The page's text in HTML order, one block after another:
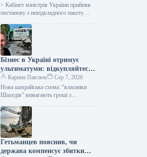
Корецький
> Кабінет міністрів України прийняв
постанову з невідкладного пакету
сільгоспвиробникам у зв’язку з
російськими атаками в Чорному
морі…
Бізнес в Україні отримує
ультиматуми: відкупляйтеся
від атак або втратите все
Карина Павлюк
Сер 7, 2026
Нова шахрайська схема: “власники
Шахедів” вимагають гроші з
підприємці стали об’єктами нової
схеми вимагання. Анонімні звернення,
що…
Гетьманцев пояснив, чи
держава компенсує збитки